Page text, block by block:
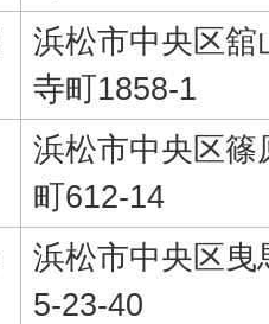
浜松市中央区舘
寺町1858-1
浜松市中央区篠
町612-14
浜松市中央区曳
5-23-40